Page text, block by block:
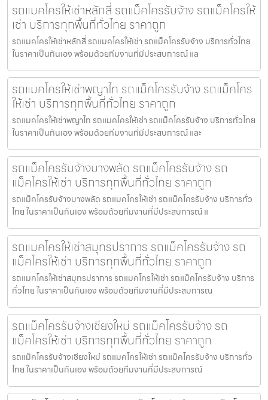
รถแมคโครให้เช่าหลักสี่ รถแม็คโครรับจ้าง รถแม็คโครให้
เช่า บริการทุกพื้นที่ทั่วไทย ราคาถูก
รถแมคโครให้เช่าหลักสี่ รถแมคโครให้เช่า รถแม็คโครรับจ้าง บริการทั่วไทย
ในราคาเป็นกันเอง พร้อมด้วยทีมงานที่มีประสบการณ์ แล
รถแมคโครให้เช่าพญาไท รถแม็คโครรับจ้าง รถแม็คโคร
ให้เช่า บริการทุกพื้นที่ทั่วไทย ราคาถูก
รถแมคโครให้เช่าพญาไท รถแมคโครให้เช่า รถแม็คโครรับจ้าง บริการทั่วไทย
ในราคาเป็นกันเอง พร้อมด้วยทีมงานที่มีประสบการณ์ และ
รถแม็คโครรับจ้างบางพลัด รถแม็คโครรับจ้าง รถ
แม็คโครให้เช่า บริการทุกพื้นที่ทั่วไทย ราคาถูก
รถแม็คโครรับจ้างบางพลัด รถแมคโครให้เช่า รถแม็คโครรับจ้าง บริการทั่ว
ไทย ในราคาเป็นกันเอง พร้อมด้วยทีมงานที่มีประสบการณ์ แ
รถแมคโครให้เช่าสมุทรปราการ รถแม็คโครรับจ้าง รถ
แม็คโครให้เช่า บริการทุกพื้นที่ทั่วไทย ราคาถูก
รถแมคโครให้เช่าสมุทรปราการ รถแมคโครให้เช่า รถแม็คโครรับจ้าง บริการ
ทั่วไทย ในราคาเป็นกันเอง พร้อมด้วยทีมงานที่มีประสบการณ
รถแม็คโครรับจ้างเชียงใหม่ รถแม็คโครรับจ้าง รถ
แม็คโครให้เช่า บริการทุกพื้นที่ทั่วไทย ราคาถูก
รถแม็คโครรับจ้างเชียงใหม่ รถแมคโครให้เช่า รถแม็คโครรับจ้าง บริการทั่ว
ไทย ในราคาเป็นกันเอง พร้อมด้วยทีมงานที่มีประสบการณ์